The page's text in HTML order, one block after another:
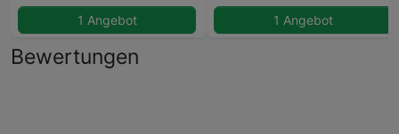
1 Angebot 1 Angebot
Bewertungen